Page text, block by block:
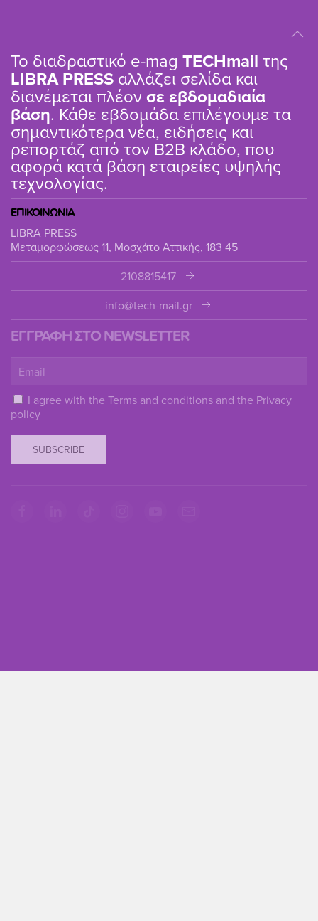
Το διαδραστικό e-mag TΕCHmail της
LIBRA PRESS αλλάζει σελίδα και
διανέμεται πλέον σε εβδομαδιαία
βάση. Κάθε εβδομάδα επιλέγουμε τα
σημαντικότερα νέα, ειδήσεις και
ρεπορτάζ από τον B2B κλάδο, που
αφορά κατά βάση εταιρείες υψηλής
τεχνολογίας.
ΕΠΙΚΟΙΝΩΝΙΑ
LIBRA PRESS
Μεταμορφώσεως 11, Μοσχάτο Αττικής, 183 45
2108815417
info@tech-mail.gr
ΕΓΓΡΑΦΗ ΣΤΟ NEWSLETTER
I agree with the Terms and conditions and the Privacy
policy
SUBSCRIBE